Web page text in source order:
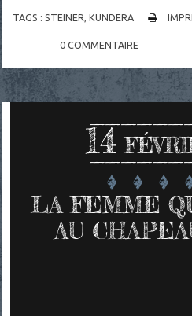
TAGS : STEINER, KUNDERA
0 COMMENTAIRE
14
LA FEMME
AU